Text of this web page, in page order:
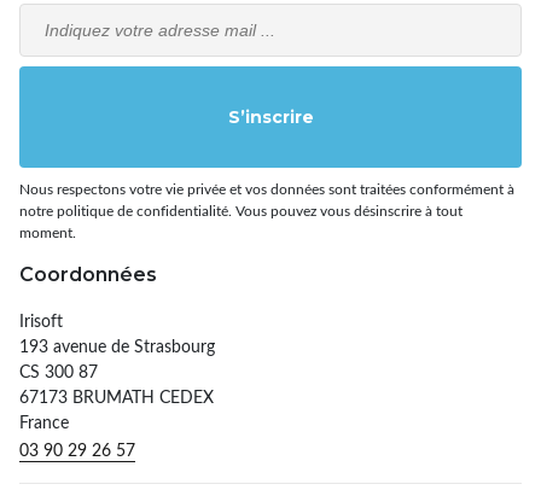
Email
S’inscrire
Nous respectons votre vie privée et vos données sont traitées conformément à
notre politique de confidentialité. Vous pouvez vous désinscrire à tout
moment.
Coordonnées
Irisoft
193 avenue de Strasbourg
CS 300 87
67173 BRUMATH CEDEX
France
03 90 29 26 57